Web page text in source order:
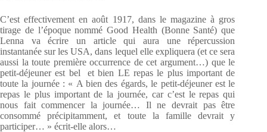
C’est effectivement en août 1917, dans le magazine à gros
tirage de l’époque nommé Good Health (Bonne Santé) que
Lenna va écrire un article qui aura une répercussion
instantanée sur les USA, dans lequel elle expliquera (et ce sera
aussi la toute première occurrence de cet argument…) que le
petit-déjeuner est bel et bien LE repas le plus important de
toute la journée : « A bien des égards, le petit-déjeuner est le
repas le plus important de la journée, car c’est le repas qui
nous fait commencer la journée… Il ne devrait pas être
consommé précipitamment, et toute la famille devrait y
participer… » écrit-elle alors…